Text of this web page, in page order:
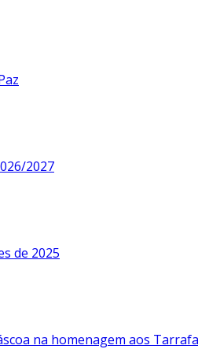
2027
de 2025
na homenagem aos